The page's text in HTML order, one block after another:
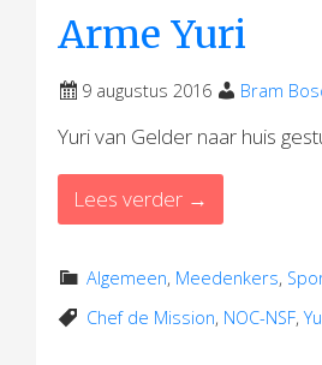
Arme Yuri
9 augustus 2016 Bram
Yuri van Gelder naar huis
Lees verder →
Algemeen, Meedenkers,
Chef de Mission, NOC-NSF,